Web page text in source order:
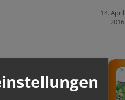
14. April
2016
Woche ein und bietet
Tipps für eine Umsetzung
guteslebentiefdurchatmen